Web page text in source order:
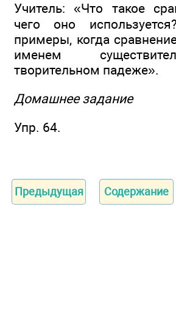
Учитель: «Что такое
чего оно
примеры, когда
именем
творительном падеже».
Домашнее задание
Упр. 64.
Предыдущая Содержание